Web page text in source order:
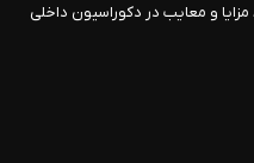
و معایب در دکوراسیون داخلی